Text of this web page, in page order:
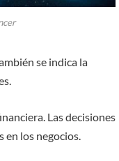
se indica la
Las decisiones
en los negocios.